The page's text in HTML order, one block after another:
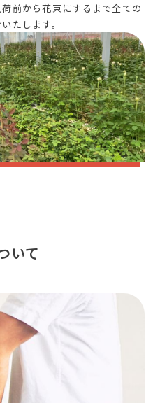
前から花束にするまで全ての
たします。
いて